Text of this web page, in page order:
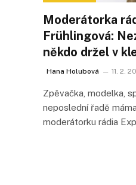
Moderátorka
Frühlingová:
někdo držel v
Hana Holubová 11. 2.
Zpěvačka, modelka,
neposlední řadě
moderátorku rádia